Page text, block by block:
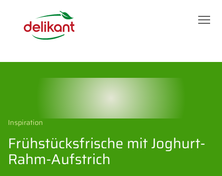
Inspiration
Frühstücksfrische mit Joghurt-
Rahm-Aufstrich